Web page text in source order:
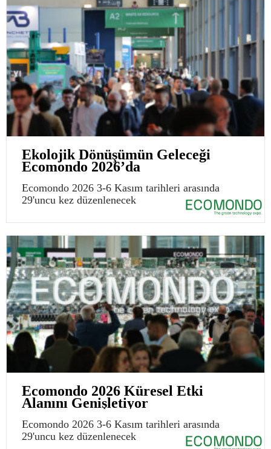
Ekolojik Dönüşümün Geleceği
Ecomondo 2026’da
Ecomondo 2026 3-6 Kasım tarihleri arasında
29'uncu kez düzenlenecek
Ecomondo 2026 Küresel Etki
Alanını Genişletiyor
Ecomondo 2026 3-6 Kasım tarihleri arasında
29'uncu kez düzenlenecek